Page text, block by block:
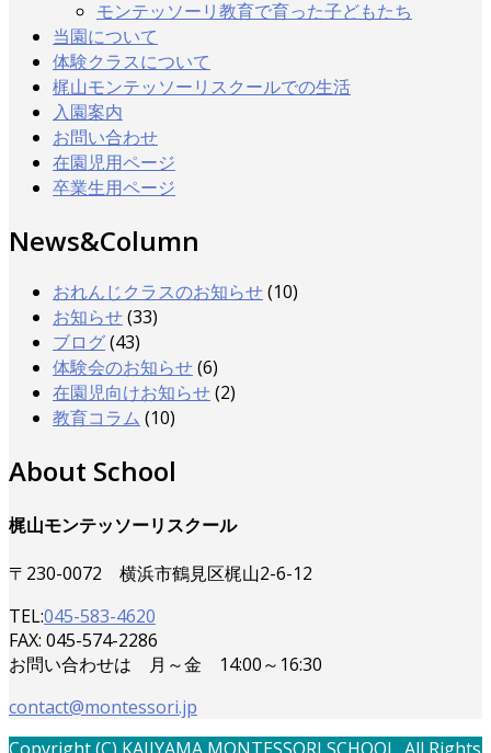
モンテッソーリ教育で育った子どもたち
当園について
体験クラスについて
梶山モンテッソーリスクールでの生活
入園案内
お問い合わせ
在園児用ページ
卒業生用ページ
News&Column
おれんじクラスのお知らせ(10)
お知らせ(33)
ブログ(43)
体験会のお知らせ(6)
在園児向けお知らせ(2)
教育コラム (10)
About School
梶山モンテッソーリスクール
〒230-0072 横浜市鶴見区梶山2-6-12
TEL:045-583-4620
FAX: 045-574-2286
お問い合わせは 月～金 14:00～16:30
contact@montessori.jp